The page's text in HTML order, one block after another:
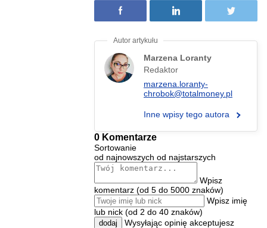
Marzena Loranty
Redaktor
marzena.loranty-
chrobok@totalmoney.pl
Inne wpisy tego autora
0 Komentarze
Sortowanie
od najnowszych od najstarszych
Wpisz
komentarz (od 5 do 5000 znaków)
Wpisz imię
lub nick (od 2 do 40 znaków)
dodaj
Wysyłając opinię akceptujesz